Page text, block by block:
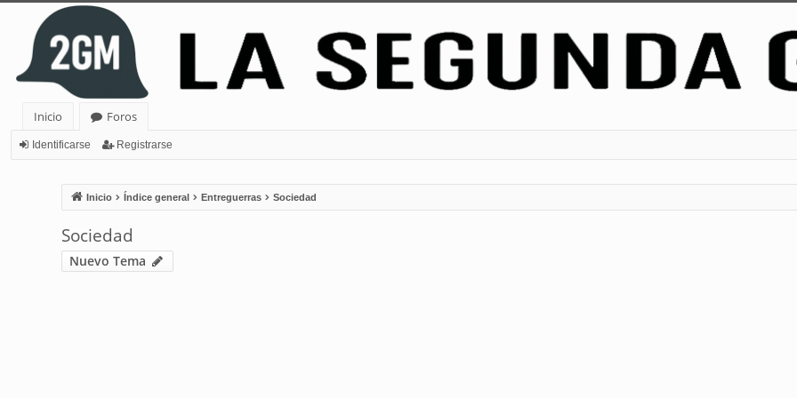
Inicio
Foros
Identificarse Registrarse
Inicio Índice general Entreguerras Sociedad
Sociedad
Nuevo Tema